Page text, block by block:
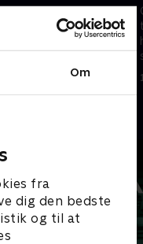
Om
fra
dig den bedste
og til at
bød på fravær,
og rene eventyr.
i Cincinnati og
2025 • 13 min